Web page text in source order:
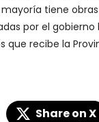
tiene
por el gobierno
que recibe la
Share on X